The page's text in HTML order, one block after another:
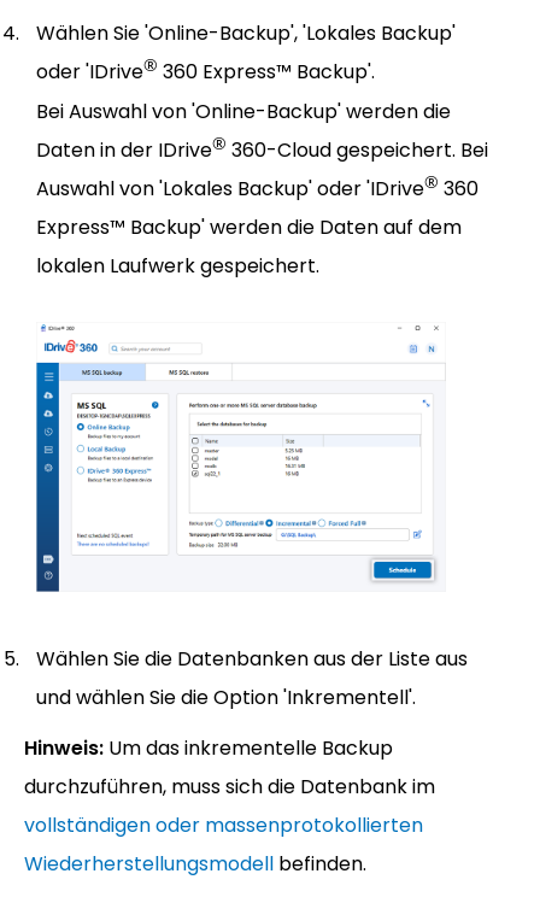
Wählen Sie 'Online-Backup', 'Lokales Backup'
oder 'IDrive® 360 Express™ Backup'.
Bei Auswahl von 'Online-Backup' werden die
Daten in der IDrive® 360-Cloud gespeichert. Bei
Auswahl von 'Lokales Backup' oder 'IDrive® 360
Express™ Backup' werden die Daten auf dem
lokalen Laufwerk gespeichert.
Wählen Sie die Datenbanken aus der Liste aus
und wählen Sie die Option 'Inkrementell'.
Hinweis: Um das inkrementelle Backup
durchzuführen, muss sich die Datenbank im
vollständigen oder massenprotokollierten
Wiederherstellungsmodell befinden.